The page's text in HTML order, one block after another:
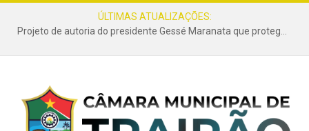
ÚLTIMAS ATUALIZAÇÕES:
Projeto de autoria do presidente Gessé Maranata que protege as estradas vicinais de Trairão é transformado em lei